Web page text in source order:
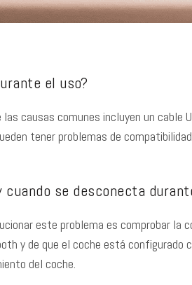
el uso?
causas comunes incluyen un
tener problemas de
se desconecta
este problema es comprobar la
y de que el coche está configurado
del coche.